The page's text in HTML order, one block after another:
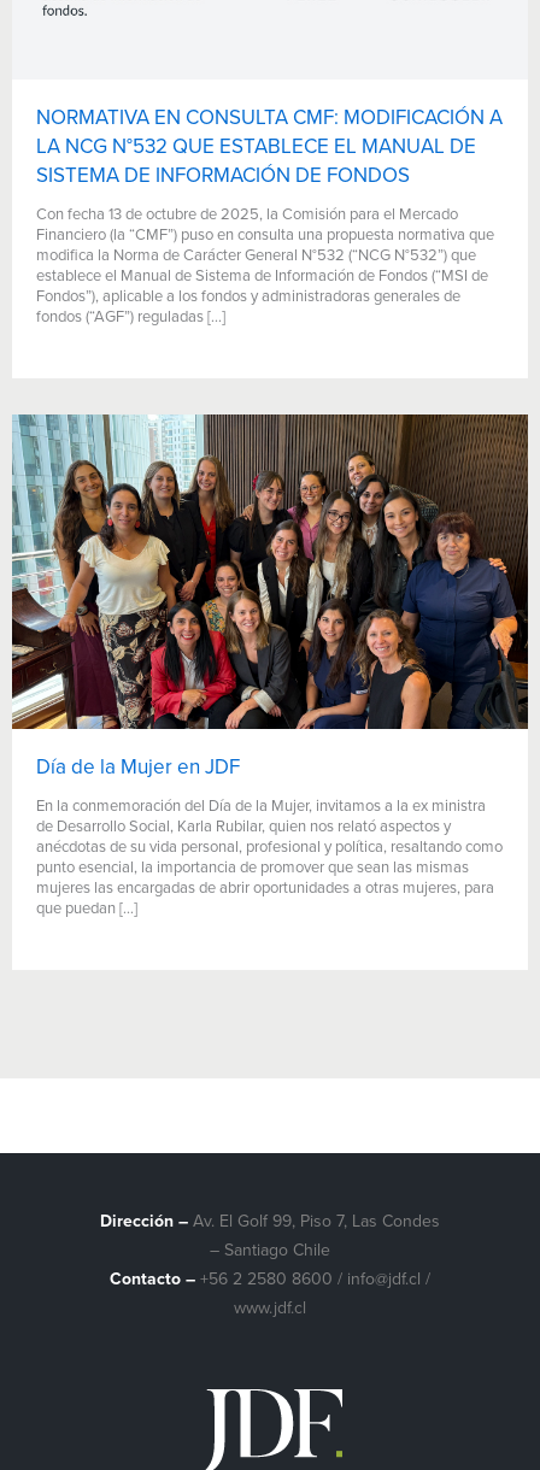
NORMATIVA EN CONSULTA CMF: MODIFICACIÓN A
LA NCG N°532 QUE ESTABLECE EL MANUAL DE
SISTEMA DE INFORMACIÓN DE FONDOS
Con fecha 13 de octubre de 2025, la Comisión para el Mercado
Financiero (la “CMF”) puso en consulta una propuesta normativa que
modifica la Norma de Carácter General N°532 (“NCG N°532”) que
establece el Manual de Sistema de Información de Fondos (“MSI de
Fondos”), aplicable a los fondos y administradoras generales de
fondos (“AGF”) reguladas […]
Día de la Mujer en JDF
En la conmemoración del Día de la Mujer, invitamos a la ex ministra
de Desarrollo Social, Karla Rubilar, quien nos relató aspectos y
anécdotas de su vida personal, profesional y política, resaltando como
punto esencial, la importancia de promover que sean las mismas
mujeres las encargadas de abrir oportunidades a otras mujeres, para
que puedan […]
Dirección –Av. El Golf 99, Piso 7, Las Condes
– Santiago Chile
Contacto –+56 2 2580 8600 / info@jdf.cl /
www.jdf.cl